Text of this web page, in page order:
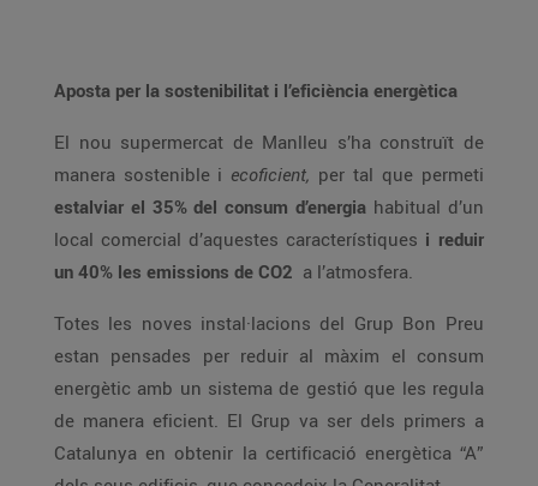
Aposta per la sostenibilitat i l’eficiència energètica
El nou supermercat de Manlleu s’ha construït de
manera sostenible i ecoficient,
per tal que permeti
estalviar el 35% del consum d’energia
local comercial d’aquestes característiques i reduir
un 40% les emissions de CO2 a l’atmosfera.
Totes les noves instal·lacions del Grup Bon Preu
estan pensades per reduir al màxim el consum
energètic amb un sistema de gestió que les regula
de manera eficient. El Grup va ser dels primers a
Catalunya en obtenir la certificació energètica “A”